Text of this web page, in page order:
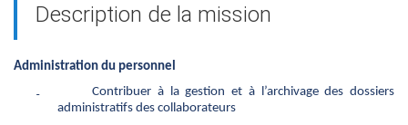
Description de la mission
Administration du personnel
₋
Contribuer à la gestion et à l’archivage des dossiers
administratifs des collaborateurs